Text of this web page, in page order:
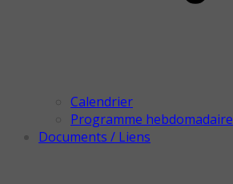
Calendrier
Programme hebdomadaire
Documents / Liens